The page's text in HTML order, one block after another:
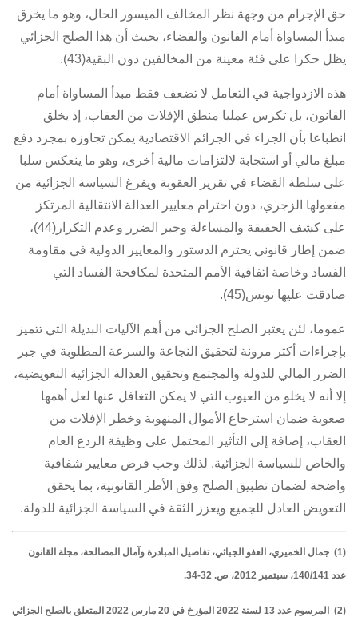
حق الإجرام من وجهة نظر المخالف الميسور الحال، وهو ما يخرق
مبدأ المساواة أمام القانون والقضاء، بحيث أن هذا الصلح الجزائي
يظل حكرا على فئة معينة من المخالفين دون البقية(43).
هذه الازدواجية في التعامل لا تضعف فقط مبدأ المساواة أمام
القانون، بل تكرس عمليا منطق الإفلات من العقاب، إذ يخلق
انطباعا بأن الجزاء في الجرائم الاقتصادية يمكن تجاوزه بمجرد دفع
مبلغ مالي أو استجابة لالتزامات مالية أخرى، وهو ما ينعكس سلبا
على سلطة القضاء في تقرير العقوبة ويفرغ السياسة الجزائية من
مفعولها الزجري، دون احترام معايير العدالة الانتقالية المرتكز
على كشف الحقيقة والمساءلة وجبر الضرر وعدم التكرار(44)،
ضمن إطار قانوني يحترم الدستور والمعايير الدولية في مقاومة
الفساد وخاصة اتفاقية الأمم المتحدة لمكافحة الفساد التي
صادقت عليها تونس(45).
عموما، لئن يعتبر الصلح الجزائي من أهم الآليات البديلة التي تتميز
بإجراءات أكثر مرونة لتحقيق النجاعة والسرعة المطلوبة في جبر
الضرر المالي للدولة والمجتمع وتحقيق العدالة الجزائية التعويضية،
إلا أنه لا يخلو من العيوب التي لا يمكن التغافل عنها لعل أهمها
صعوبة ضمان استرجاع الأموال المنهوبة وخطر الإفلات من
العقاب، إضافة إلى التأثير المحتمل على وظيفة الردع العام
والخاص للسياسة الجزائية. لذلك وجب فرض معايير شفافية
واضحة لضمان تطبيق الصلح وفق الأطر القانونية، بما يحقق
التعويض العادل للجميع ويعزز الثقة في السياسة الجزائية للدولة.
(1) جمال الخميري، العفو الجبائي، تفاصيل المبادرة وآمال المصالحة، مجلة القانون
عدد 140/141، سبتمبر 2012، ص. 32-34.
(2) المرسوم عدد 13 لسنة 2022 المؤرخ في 20 مارس 2022 المتعلق بالصلح الجزائي